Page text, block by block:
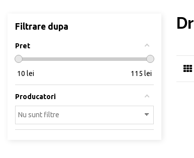
Filtrare dupa
Pret
10 lei 115 lei
Producatori